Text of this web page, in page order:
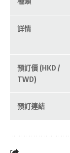
詳情
預訂價 (HKD /
TWD)
預訂連結